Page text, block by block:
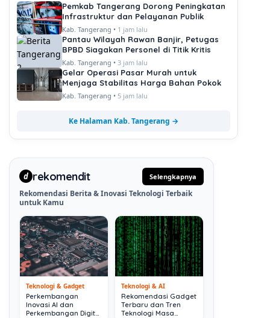
Pemkab Tangerang Dorong Peningkatan
Infrastruktur dan Pelayanan Publik
Kab. Tangerang • 1 jam lalu
Pantau Wilayah Rawan Banjir, Petugas
BPBD Siagakan Personel di Titik Kritis
Kab. Tangerang • 3 jam lalu
Gelar Operasi Pasar Murah untuk
Menjaga Stabilitas Harga Bahan Pokok
Kab. Tangerang • 5 jam lalu
Ke Halaman Kab. Tangerang →
d rekomendit Selengkapnya
Rekomendasi Berita & Inovasi Teknologi Terbaik
untuk Kamu
Teknologi & Gadget
Perkembangan
Inovasi AI dan
Perkembangan Digital
Teknologi & AI
Rekomendasi Gadget
Terbaru dan Tren
Teknologi Masa